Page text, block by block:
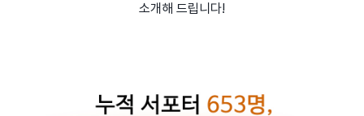
소개해 드립니다!